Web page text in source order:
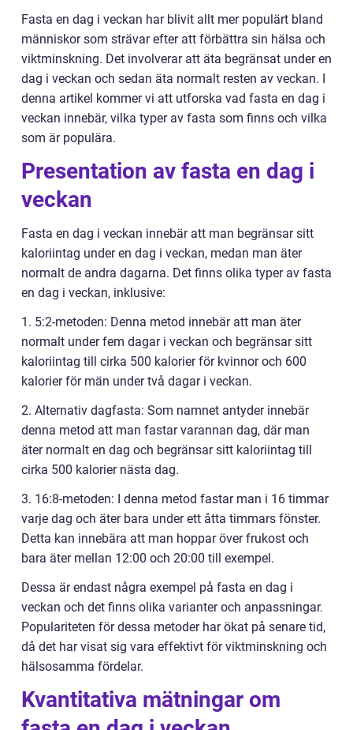
Fasta en dag i veckan har blivit allt mer populärt bland
människor som strävar efter att förbättra sin hälsa och
viktminskning. Det involverar att äta begränsat under en
dag i veckan och sedan äta normalt resten av veckan. I
denna artikel kommer vi att utforska vad fasta en dag i
veckan innebär, vilka typer av fasta som finns och vilka
som är populära.
Presentation av fasta en dag i
veckan
Fasta en dag i veckan innebär att man begränsar sitt
kaloriintag under en dag i veckan, medan man äter
normalt de andra dagarna. Det finns olika typer av fasta
en dag i veckan, inklusive:
1. 5:2-metoden: Denna metod innebär att man äter
normalt under fem dagar i veckan och begränsar sitt
kaloriintag till cirka 500 kalorier för kvinnor och 600
kalorier för män under två dagar i veckan.
2. Alternativ dagfasta: Som namnet antyder innebär
denna metod att man fastar varannan dag, där man
äter normalt en dag och begränsar sitt kaloriintag till
cirka 500 kalorier nästa dag.
3. 16:8-metoden: I denna metod fastar man i 16 timmar
varje dag och äter bara under ett åtta timmars fönster.
Detta kan innebära att man hoppar över frukost och
bara äter mellan 12:00 och 20:00 till exempel.
Dessa är endast några exempel på fasta en dag i
veckan och det finns olika varianter och anpassningar.
Populariteten för dessa metoder har ökat på senare tid,
då det har visat sig vara effektivt för viktminskning och
hälsosamma fördelar.
Kvantitativa mätningar om